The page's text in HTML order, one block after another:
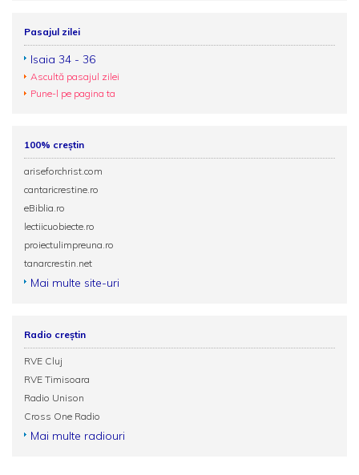
Pasajul zilei
Isaia 34 - 36
Ascultă pasajul zilei
Pune-l pe pagina ta
100% creștin
ariseforchrist.com
cantaricrestine.ro
eBiblia.ro
lectiicuobiecte.ro
proiectulimpreuna.ro
tanarcrestin.net
Mai multe site-uri
Radio creștin
RVE Cluj
RVE Timisoara
Radio Unison
Cross One Radio
Mai multe radiouri